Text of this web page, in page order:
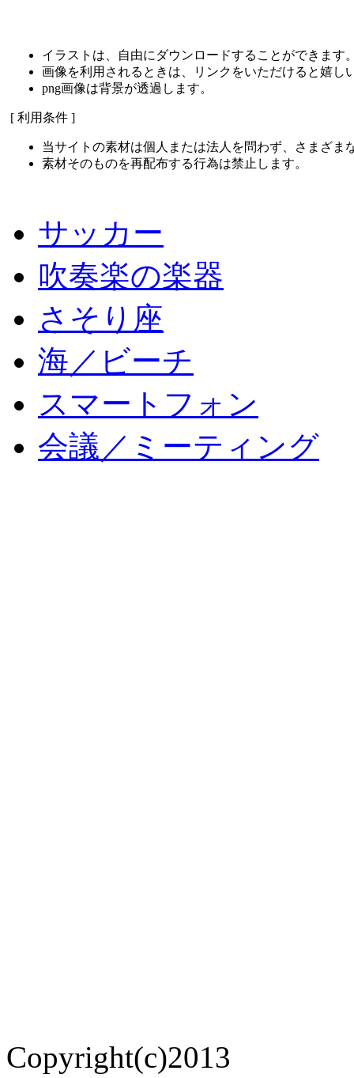
イラストは、自由にダウンロードすることができます
画像を利用されるときは、リンクをいただけると嬉し
png画像は背景が透過します。
[ 利用条件 ]
当サイトの素材は個人または法人を問わず、さまざま
素材そのものを再配布する行為は禁止します。
サッカー
吹奏楽の楽器
さそり座
海／ビーチ
スマートフォン
会議／ミーティング
Copyright(c)2013